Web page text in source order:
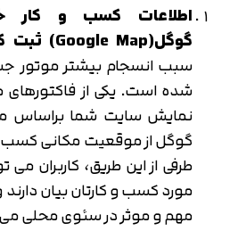
اطلاعات کسب و کار
گوگل(Google Map) ثبت
سبب انسجام بیشتر موتور
شده است. یکی از
نمایش سایت شما براساس
گوگل از موقعیت مکانی کسب
طرفی از این طریق، کاربران می
مورد کسب و کارتان بیان دارند
مهم و موثر در سئوی محلی